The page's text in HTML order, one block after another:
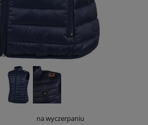
na wyczerpaniu